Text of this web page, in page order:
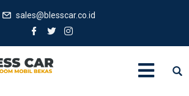
sales@blesscar.co.id